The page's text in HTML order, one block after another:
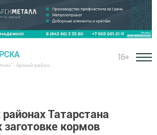
- Арский район
16+
Татарстана
заготовке кормов